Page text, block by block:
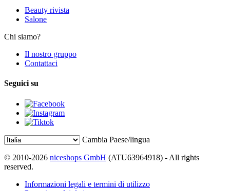
Beauty rivista
Salone
Chi siamo?
Il nostro gruppo
Contattaci
Seguici su
Cambia Paese/lingua
© 2010-2026 niceshops GmbH (ATU63964918) - All rights
reserved.
Informazioni legali e termini di utilizzo